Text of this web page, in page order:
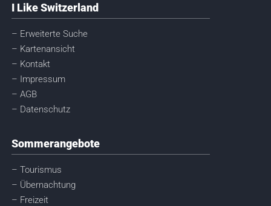
I Like Switzerland
– Erweiterte Suche
– Kartenansicht
– Kontakt
– Impressum
– AGB
– Datenschutz
Sommerangebote
– Tourismus
– Übernachtung
– Freizeit